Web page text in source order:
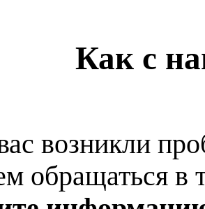
Как с
возникли
обращаться в